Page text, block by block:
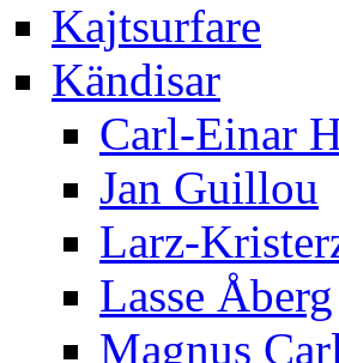
Kajtsurfare
Kändisar
Carl-Einar
Jan Guillou
Larz-
Lasse Åberg
Magnus